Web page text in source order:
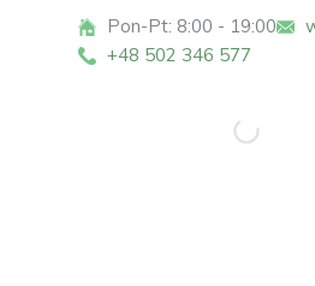
Pon-Pt: 8:00 - 19:00
+48 502 346 577